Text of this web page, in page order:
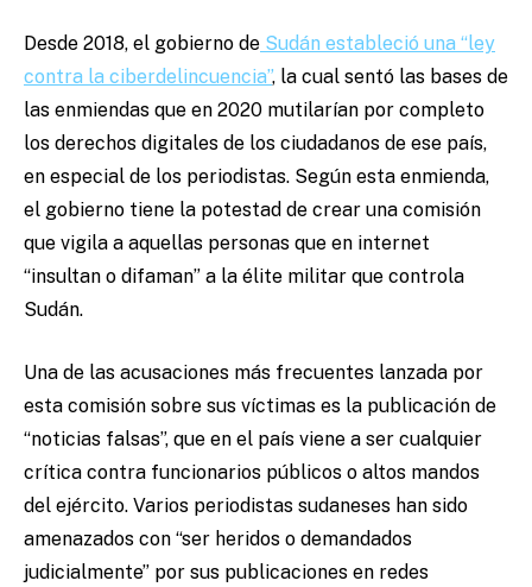
Desde 2018, el gobierno de Sudán estableció una “ley
contra la ciberdelincuencia”, la cual sentó las bases de
las enmiendas que en 2020 mutilarían por completo
los derechos digitales de los ciudadanos de ese país,
en especial de los periodistas. Según esta enmienda,
el gobierno tiene la potestad de crear una comisión
que vigila a aquellas personas que en internet
“insultan o difaman” a la élite militar que controla
Sudán.
Una de las acusaciones más frecuentes lanzada por
esta comisión sobre sus víctimas es la publicación de
“noticias falsas”, que en el país viene a ser cualquier
crítica contra funcionarios públicos o altos mandos
del ejército. Varios periodistas sudaneses han sido
amenazados con “ser heridos o demandados
judicialmente” por sus publicaciones en redes